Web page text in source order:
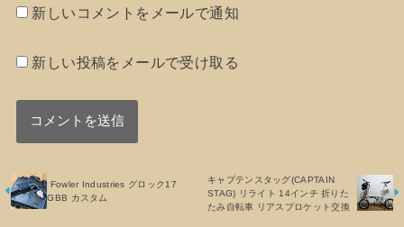
新しいコメントをメールで通知
新しい投稿をメールで受け取る
Fowler Industries グロック17
GBB カスタム
キャプテンスタッグ(CAPTAIN
STAG) リライト 14インチ 折りた
たみ自転車 リアスプロケット交換